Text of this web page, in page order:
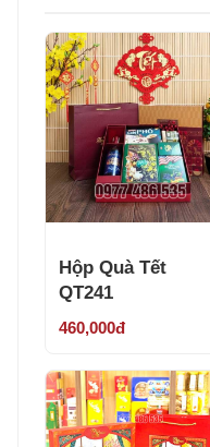
Hộp Quà Tết
QT241
460,000đ